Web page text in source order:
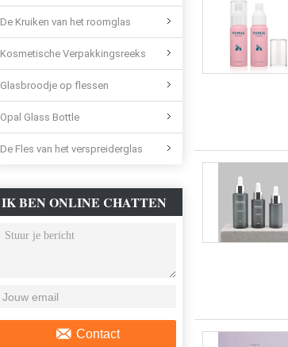
De Kruiken van het roomglas
Kosmetische Verpakkingsreeks
Glasbroodje op flessen
Opal Glass Bottle
De Fles van het verspreiderglas
IK BEN ONLINE CHATTEN
NU
Contact